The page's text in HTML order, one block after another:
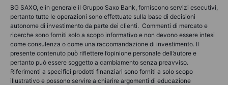
BG SAXO, e in generale il Gruppo Saxo Bank, forniscono servizi esecutivi,
pertanto tutte le operazioni sono effettuate sulla base di decisioni
autonome di investimento da parte dei clienti. Commenti di mercato e
ricerche sono forniti solo a scopo informativo e non devono essere intesi
come consulenza o come una raccomandazione di investimento. Il
presente contenuto può riflettere l’opinione personale dell’autore e
pertanto può essere soggetto a cambiamento senza preavviso.
Riferimenti a specifici prodotti finanziari sono forniti a solo scopo
illustrativo e possono servire a chiarire argomenti di educazione